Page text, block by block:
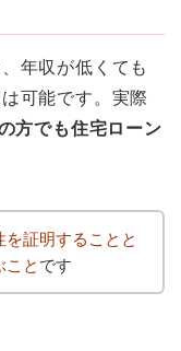
年収が低くても
可能です。実際
方でも住宅ローン
を証明すること と
こと です